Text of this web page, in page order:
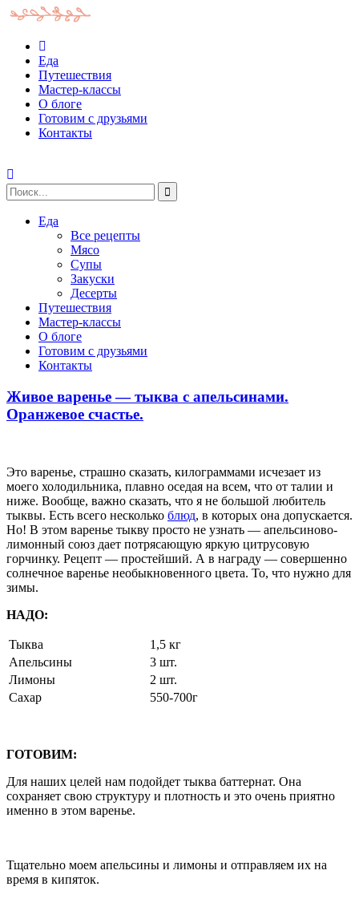
Еда
Путешествия
Мастер-классы
О блоге
Готовим с друзьями
Контакты
Еда
Все рецепты
Мясо
Супы
Закуски
Десерты
Путешествия
Мастер-классы
О блоге
Готовим с друзьями
Контакты
Живое варенье — тыква с апельсинами.
Оранжевое счастье.
Это варенье, страшно сказать, килограммами исчезает из
моего холодильника, плавно оседая на всем, что от талии и
ниже. Вообще, важно сказать, что я не большой любитель
тыквы. Есть всего несколько блюд, в которых она допускается.
Но! В этом варенье тыкву просто не узнать — апельсиново-
лимонный союз дает потрясающую яркую цитрусовую
горчинку. Рецепт — простейший. А в награду — совершенно
солнечное варенье необыкновенного цвета. То, что нужно для
зимы.
НАДО:
Тыква
1,5 кг
Апельсины
3 шт.
Лимоны
2 шт.
Сахар
550-700г
ГОТОВИМ:
Для наших целей нам подойдет тыква баттернат. Она
сохраняет свою структуру и плотность и это очень приятно
именно в этом варенье.
Тщательно моем апельсины и лимоны и отправляем их на
время в кипяток.